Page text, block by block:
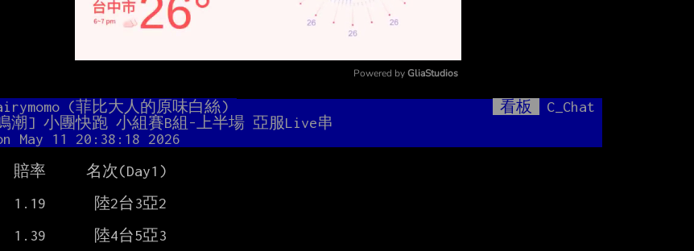
Powered by GliaStudios
(菲比大人的原味白絲) 看板
C_Chat
潮] 小團快跑 小組賽B組-上半場 亞服Live串
May 11 20:38:18 2026
率     名次(Day1)
1.19      陸2台3亞2
1.39      陸4台5亞3